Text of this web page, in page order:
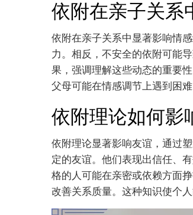
依附在亲子关系
依附在亲子关系中显著影响情
力。相反，不安全的依附可能
果，强调理解这些动态的重要
父母可能在情感调节上遇到困
依附理论如何影
依附理论显著影响友谊，通过
定的友谊。他们表现出信任、
格的人可能在亲密或依赖方面
改善关系质量。这种知识使个